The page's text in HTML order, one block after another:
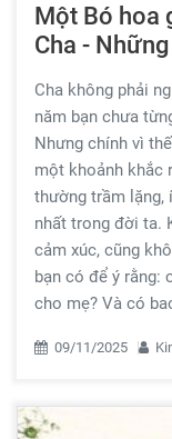
Một Bó hoa
Cha -
Cha không phải
năm bạn chưa
Nhưng chính vì
một khoảnh khắc
thường trầm lặng,
nhất trong đời ta.
cảm xúc, cũng
bạn có để ý rằng:
cho mẹ? Và có
09/11/2025